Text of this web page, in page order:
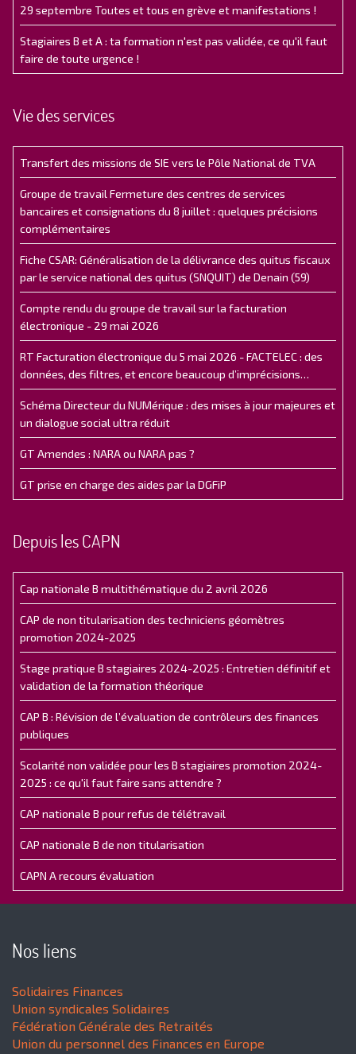
29 septembre Toutes et tous en grève et manifestations !
Stagiaires B et A : ta formation n'est pas validée, ce qu'il faut
faire de toute urgence !
Vie des services
Transfert des missions de SIE vers le Pôle National de TVA
Groupe de travail Fermeture des centres de services
bancaires et consignations du 8 juillet : quelques précisions
complémentaires
Fiche CSAR: Généralisation de la délivrance des quitus fiscaux
par le service national des quitus (SNQUIT) de Denain (59)
Compte rendu du groupe de travail sur la facturation
électronique - 29 mai 2026
RT Facturation électronique du 5 mai 2026 - FACTELEC : des
données, des filtres, et encore beaucoup d’imprécisions…
Schéma Directeur du NUMérique : des mises à jour majeures et
un dialogue social ultra réduit
GT Amendes : NARA ou NARA pas ?
GT prise en charge des aides par la DGFiP
Depuis les CAPN
Cap nationale B multithématique du 2 avril 2026
CAP de non titularisation des techniciens géomètres
promotion 2024-2025
Stage pratique B stagiaires 2024-2025 : Entretien définitif et
validation de la formation théorique
CAP B : Révision de l’évaluation de contrôleurs des finances
publiques
Scolarité non validée pour les B stagiaires promotion 2024-
2025 : ce qu'il faut faire sans attendre ?
CAP nationale B pour refus de télétravail
CAP nationale B de non titularisation
CAPN A recours évaluation
Nos liens
Solidaires Finances
Union syndicales Solidaires
Fédération Générale des Retraités
Union du personnel des Finances en Europe